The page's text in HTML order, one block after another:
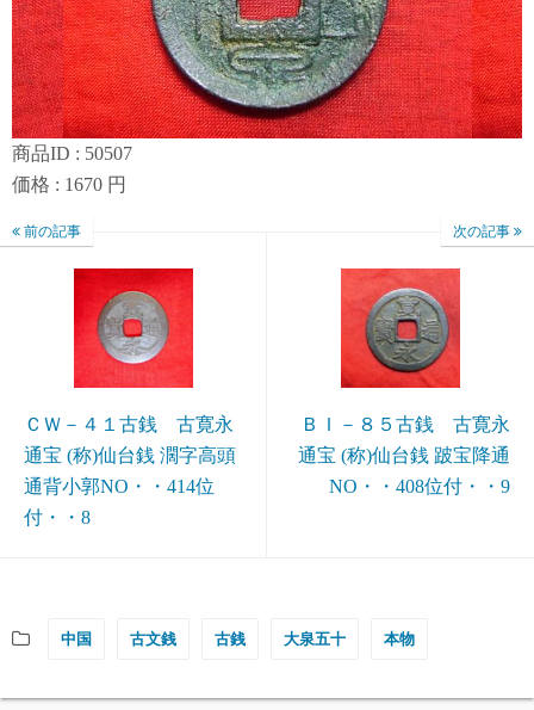
商品ID : 50507
価格 : 1670 円
前の記事
ＣＷ－４１古銭 古寛永
通宝 (称)仙台銭 濶字高頭
通背小郭NO・・414位
付・・8
次の記事
ＢＩ－８５古銭 古寛永
通宝 (称)仙台銭 跛宝降通
NO・・408位付・・9
中国 古文銭 古銭 大泉五十 本物